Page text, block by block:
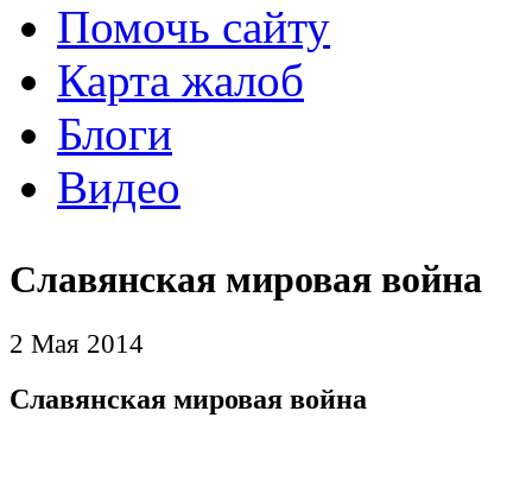
Помочь сайту
Карта жалоб
Блоги
Видео
Славянская мировая война
2 Мая 2014
Славянская мировая война